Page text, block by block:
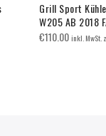
Grill Sport
W205 AB 2018
€110.00inkl. MwSt.